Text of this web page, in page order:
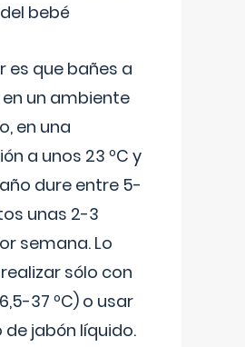
bebé
es que bañes a
un ambiente
en una
a unos 23 ºC y
dure entre 5-
unas 2-3
semana. Lo
sólo con
37 ºC) o usar
de jabón líquido.